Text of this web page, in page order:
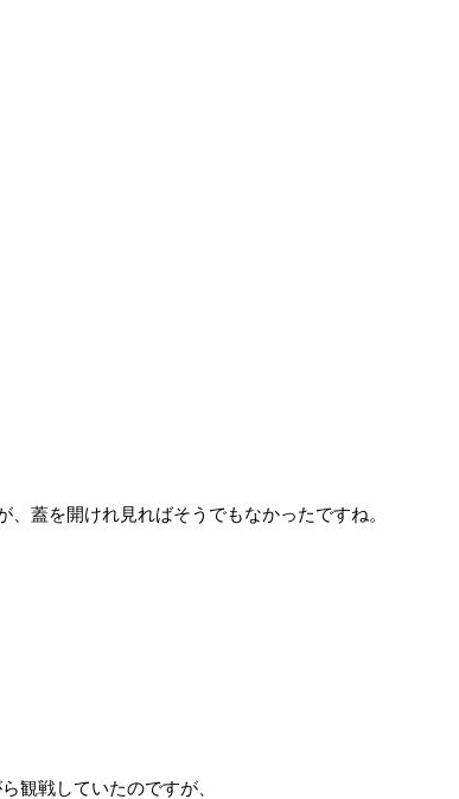
蓋を開けれ見ればそうでもなかったですね。
観戦していたのですが、